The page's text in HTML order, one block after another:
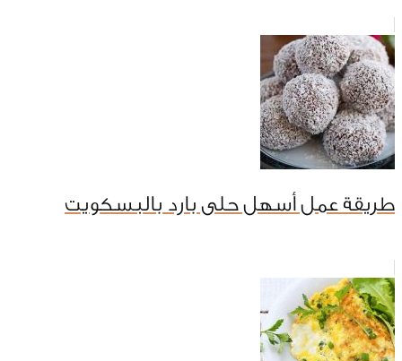
طريقة عمل أسهل حلى بارد بالبسكويت